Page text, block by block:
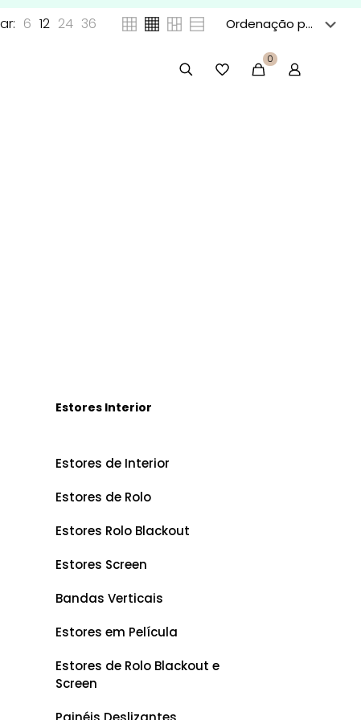
0
6 12 24 36
Estores Interior
Estores de Interior
Estores de Rolo
Estores Rolo Blackout
Estores Screen
Bandas Verticais
Estores em Película
Estores de Rolo Blackout e
Screen